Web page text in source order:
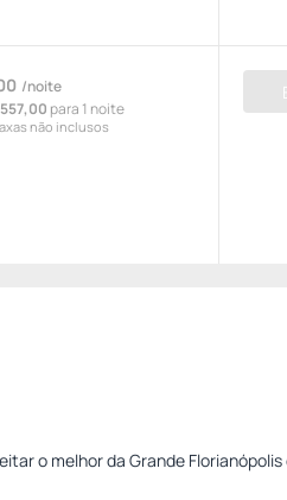
/noite
para 1 noite
não inclusos
o melhor da Grande Florianópolis